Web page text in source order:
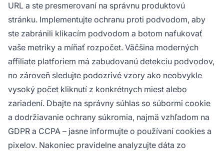
URL a ste presmerovaní na správnu produktovú
stránku. Implementujte ochranu proti podvodom, aby
ste zabránili klikacím podvodom a botom nafukovať
vaše metriky a míňať rozpočet. Väčšina moderných
affiliate platforiem má zabudovanú detekciu podvodov,
no zároveň sledujte podozrivé vzory ako neobvykle
vysoký počet kliknutí z konkrétnych miest alebo
zariadení. Dbajte na správny súhlas so súbormi cookie
a dodržiavanie ochrany súkromia, najmä vzhľadom na
GDPR a CCPA – jasne informujte o používaní cookies a
pixelov. Nakoniec pravidelne analyzujte dáta zo